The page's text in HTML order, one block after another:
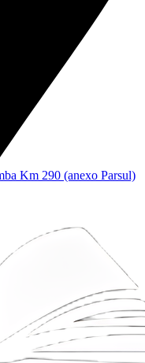
Km 290 (anexo Parsul)